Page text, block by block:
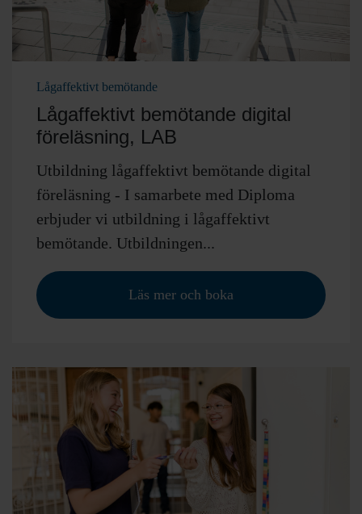
Lågaffektivt bemötande
Lågaffektivt bemötande digital
föreläsning, LAB
Utbildning lågaffektivt bemötande digital
föreläsning - I samarbete med Diploma
erbjuder vi utbildning i lågaffektivt
bemötande. Utbildningen...
Läs mer och boka